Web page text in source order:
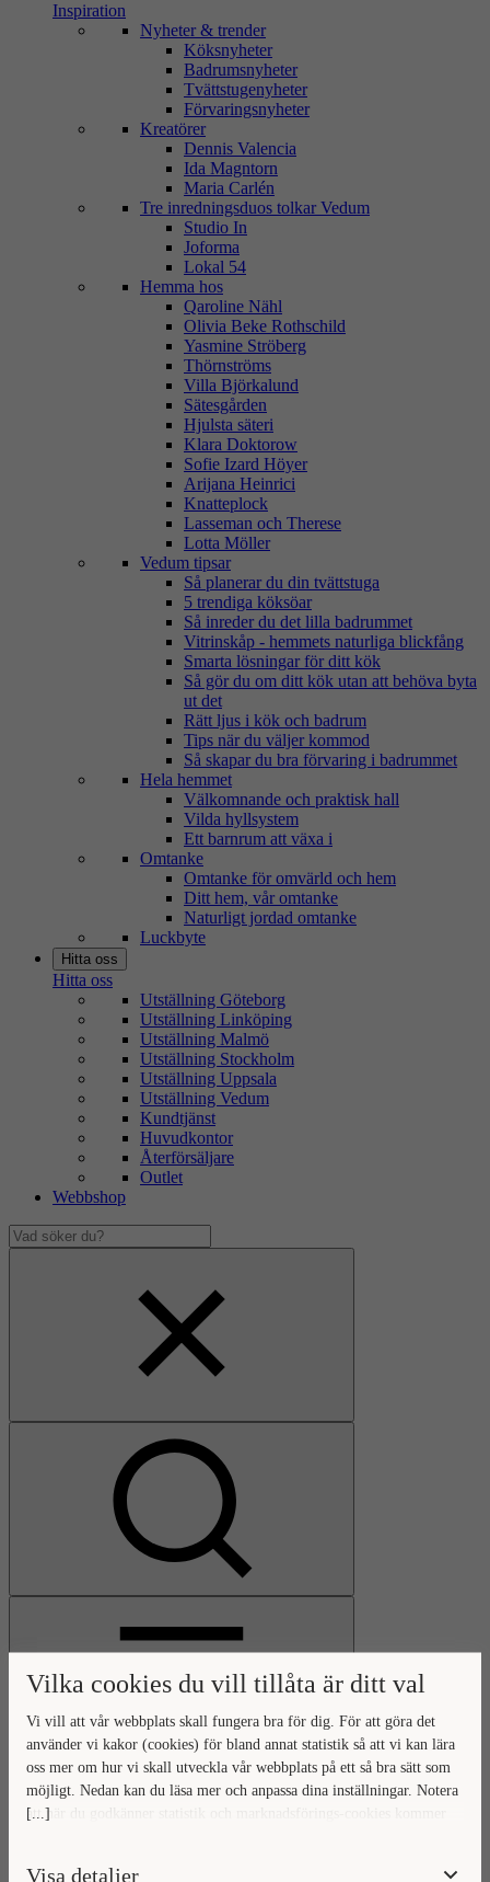
Vilka cookies du vill tillåta är ditt val
[...]
Vi vill att vår webbplats skall fungera bra för dig. För att göra det
använder vi kakor (cookies) för bland annat statistik så att vi kan lära
oss mer om hur vi skall utveckla vår webbplats på ett så bra sätt som
möjligt. Nedan kan du läsa mer och anpassa dina inställningar. Notera
att när du godkänner statistik och marknadsförings-cookies kommer
Visa detaljer
Inspiration
Nyheter & trender
Köksnyheter
Badrumsnyheter
Tvättstugenyheter
Förvaringsnyheter
Kreatörer
Dennis Valencia
Ida Magntorn
Maria Carlén
Tre inredningsduos tolkar Vedum
Studio In
Joforma
Lokal 54
Hemma hos
Qaroline Nähl
Olivia Beke Rothschild
Yasmine Ströberg
Thörnströms
Villa Björkalund
Sätesgården
Hjulsta säteri
Klara Doktorow
Sofie Izard Höyer
Arijana Heinrici
Knatteplock
Lasseman och Therese
Lotta Möller
Vedum tipsar
Så planerar du din tvättstuga
5 trendiga köksöar
Så inreder du det lilla badrummet
Vitrinskåp - hemmets naturliga blickfång
Smarta lösningar för ditt kök
Så gör du om ditt kök utan att behöva byta
ut det
Rätt ljus i kök och badrum
Tips när du väljer kommod
Så skapar du bra förvaring i badrummet
Hela hemmet
Välkomnande och praktisk hall
Vilda hyllsystem
Ett barnrum att växa i
Omtanke
Omtanke för omvärld och hem
Ditt hem, vår omtanke
Naturligt jordad omtanke
Luckbyte
Hitta oss
Hitta oss
Utställning Göteborg
Utställning Linköping
Utställning Malmö
Utställning Stockholm
Utställning Uppsala
Utställning Vedum
Kundtjänst
Huvudkontor
Återförsäljare
Outlet
Webbshop
Vad
söker
Öppna
huvudmeny
GåStäng
huvudmeny